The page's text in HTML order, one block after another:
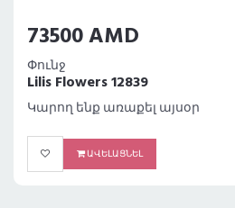
73500 AMD
Փունջ
Lilis Flowers 12839
Կարող ենք առաքել այսօր
ԱՎԵԼԱՑՆԵԼ